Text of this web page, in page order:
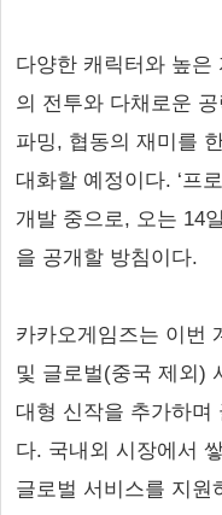
다양한 캐릭터와 높은
의 전투와 다채로운
파밍, 협동의 재미를
대화할 예정이다. ‘프
개발 중으로, 오는 14
을 공개할 방침이다.
카카오게임즈는 이번
및 글로벌(중국 제외)
대형 신작을 추가하며
다. 국내외 시장에서
글로벌 서비스를 지원